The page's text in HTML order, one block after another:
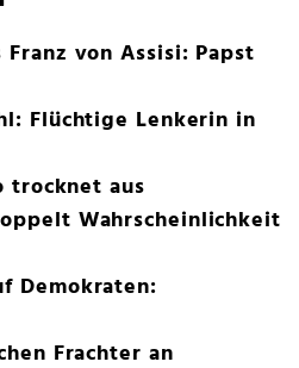
von Assisi: Papst
Flüchtige Lenkerin in
trocknet aus
Wahrscheinlichkeit
Demokraten:
Frachter an